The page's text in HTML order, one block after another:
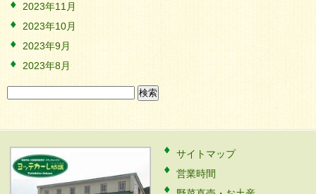
2023年11月
2023年10月
2023年9月
2023年8月
索:
サイトマップ
営業時間